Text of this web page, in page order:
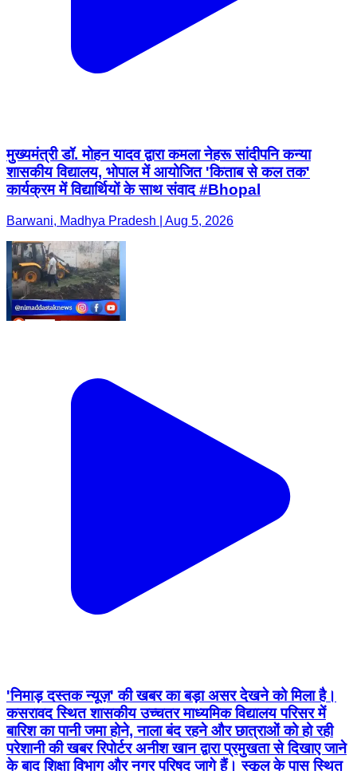
मुख्यमंत्री डॉ. मोहन यादव द्वारा कमला नेहरू सांदीपनि कन्या
शासकीय विद्यालय, भोपाल में आयोजित 'किताब से कल तक'
कार्यक्रम में विद्यार्थियों के साथ संवाद #Bhopal
Barwani, Madhya Pradesh | Aug 5, 2026
'निमाड़ दस्तक न्यूज़' की खबर का बड़ा असर देखने को मिला है।
कसरावद स्थित शासकीय उच्चतर माध्यमिक विद्यालय परिसर में
बारिश का पानी जमा होने, नाला बंद रहने और छात्राओं को हो रही
परेशानी की खबर रिपोर्टर अनीश खान द्वारा प्रमुखता से दिखाए जाने
के बाद शिक्षा विभाग और नगर परिषद जागे हैं। स्कूल के पास स्थित